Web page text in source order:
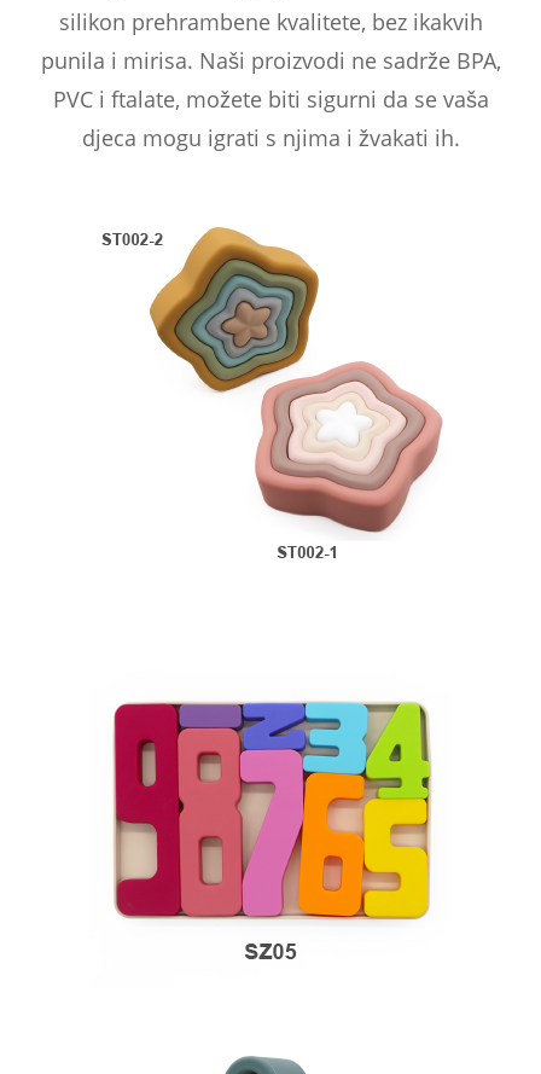
silikon prehrambene kvalitete, bez ikakvih
punila i mirisa. Naši proizvodi ne sadrže BPA,
PVC i ftalate, možete biti sigurni da se vaša
djeca mogu igrati s njima i žvakati ih.